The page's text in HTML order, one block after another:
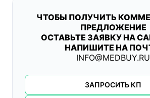
ЧТОБЫ ПОЛУЧИТЬ
ПРЕДЛОЖЕНИЕ
ОСТАВЬТЕ ЗАЯВКУ НА
НАПИШИТЕ НА
INFO@MEDBUY.RU
ЗАПРОСИТЬ КП